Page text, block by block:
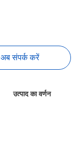
अब संपर्क करें
उत्पाद का वर्णन